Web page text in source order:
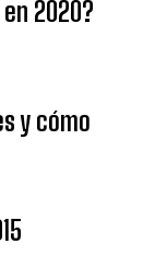
2020?
y cómo